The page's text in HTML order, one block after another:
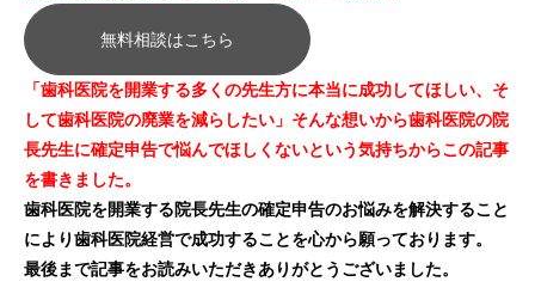
無料相談はこちら
「歯科医院を開業する多くの先生方に本当に成功してほしい、そ
して歯科医院の廃業を減らしたい」そんな想いから歯科医院の院
長先生に確定申告で悩んでほしくないという気持ちからこの記事
を書きました。
歯科医院を開業する院長先生の確定申告のお悩みを解決すること
により歯科医院経営で成功することを心から願っております。
最後まで記事をお読みいただきありがとうございました。